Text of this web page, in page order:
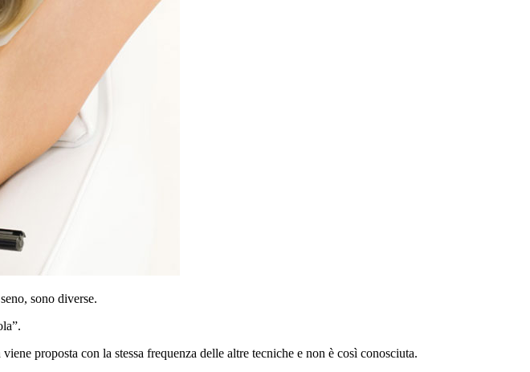
sono diverse.
proposta con la stessa frequenza delle altre tecniche e non è così conosciuta.